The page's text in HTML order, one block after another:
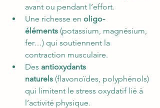
avant ou pendant l’effort.
Une richesse en oligo-
éléments (potassium, magnésium,
fer…) qui soutiennent la
contraction musculaire.
Des antioxydants
naturels (flavonoïdes, polyphénols)
qui limitent le stress oxydatif lié à
l’activité physique.